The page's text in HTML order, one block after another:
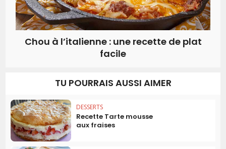
Chou à l’italienne : une recette de plat
facile
TU POURRAIS AUSSI AIMER
DESSERTS
Recette Tarte mousse
aux fraises